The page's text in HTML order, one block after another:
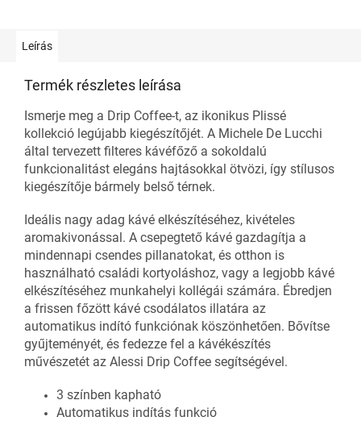
Leírás
Termék részletes leírása
Ismerje meg a Drip Coffee-t, az ikonikus Plissé
kollekció legújabb kiegészítőjét. A Michele De Lucchi
által tervezett filteres kávéfőző a sokoldalú
funkcionalitást elegáns hajtásokkal ötvözi, így stílusos
kiegészítője bármely belső térnek.
Ideális nagy adag kávé elkészítéséhez, kivételes
aromakivonással. A csepegtető kávé gazdagítja a
mindennapi csendes pillanatokat, és otthon is
használható családi kortyoláshoz, vagy a legjobb kávé
elkészítéséhez munkahelyi kollégái számára. Ébredjen
a frissen főzött kávé csodálatos illatára az
automatikus indító funkciónak köszönhetően. Bővítse
gyűjteményét, és fedezze fel a kávékészítés
művészetét az Alessi Drip Coffee segítségével.
3 színben kapható
Automatikus indítás funkció